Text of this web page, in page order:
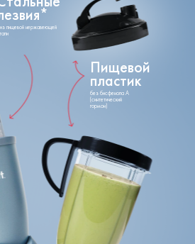
Пищевой
пластик
без бисфенола А
(синтетический
гормон)